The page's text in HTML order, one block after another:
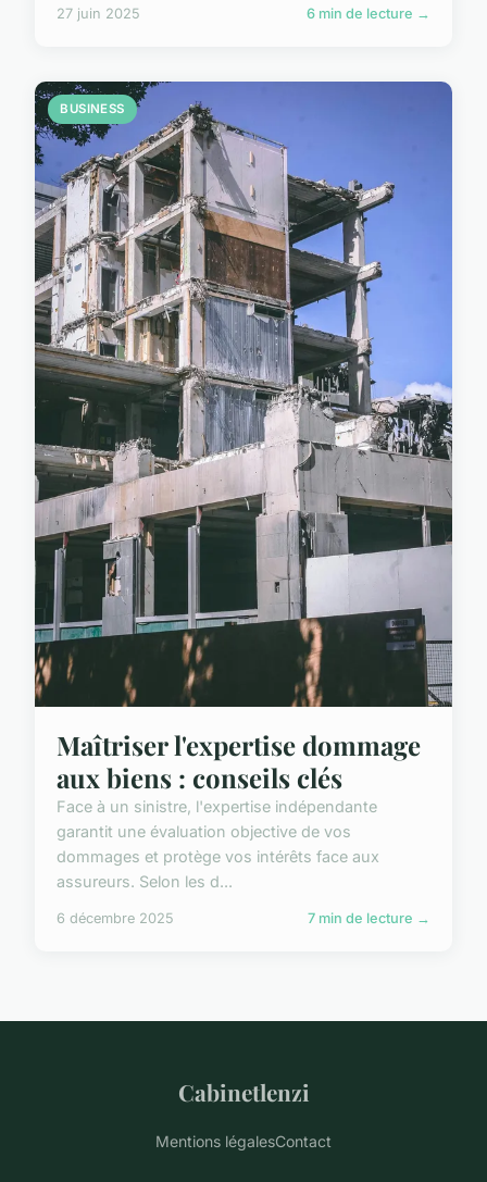
27 juin 2025 6 min de lecture →
BUSINESS
Maîtriser l'expertise dommage
aux biens : conseils clés
Face à un sinistre, l'expertise indépendante
garantit une évaluation objective de vos
dommages et protège vos intérêts face aux
assureurs. Selon les d...
6 décembre 2025 7 min de lecture →
Cabinetlenzi
Mentions légalesContact